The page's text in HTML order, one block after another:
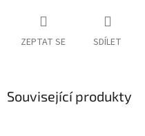
ZEPTAT SE SDÍLET
Související produkty